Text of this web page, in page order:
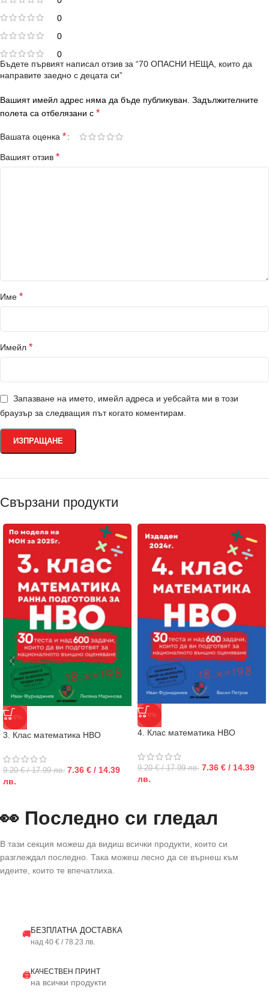
0
0
0
Бъдете първият написал отзив за “70 ОПАСНИ НЕЩА, които да
направите заедно с децата си”
Вашият имейл адрес няма да бъде публикуван. Задължителните
полета са отбелязани с *
Вашата оценка *
Вашият отзив *
Име *
Имейл *
Запазване на името, имейл адреса и уебсайта ми в този
браузър за следващия път когато коментирам.
Свързани продукти
-20%
3. Клас математика НВО
9.20 € / 17.99 лв. 7.36 € / 14.39
лв.
-20%
4. Клас математика НВО
9.20 € / 17.99 лв. 7.36 € / 14.39
лв.
👀 Последно си гледал
В тази секция можеш да видиш всички продукти, които си
разглеждал последно. Така можеш лесно да се върнеш към
идеите, които те впечатлиха.
🚚БЕЗПЛАТНА ДОСТАВКА
над 40 € / 78.23 лв.
🖨️КАЧЕСТВЕН ПРИНТ
на всички продукти